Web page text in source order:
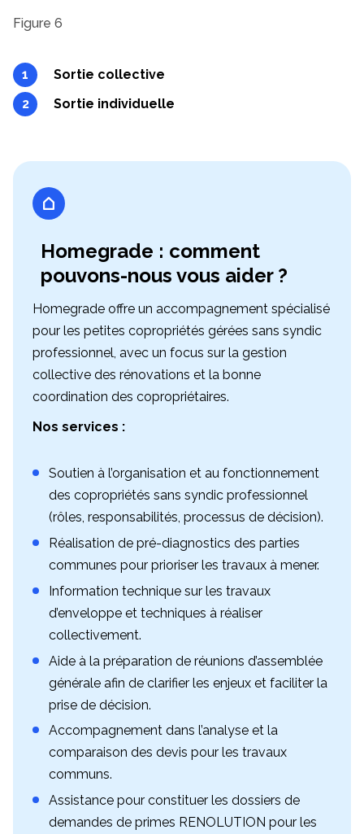
Figure 6
Sortie collective
Sortie individuelle
Homegrade : comment
pouvons-nous vous aider ?
Homegrade offre un accompagnement spécialisé
pour les petites copropriétés gérées sans syndic
professionnel, avec un focus sur la gestion
collective des rénovations et la bonne
coordination des copropriétaires.
Nos services :
Soutien à l’organisation et au fonctionnement
des copropriétés sans syndic professionnel
(rôles, responsabilités, processus de décision).
Réalisation de pré-diagnostics des parties
communes pour prioriser les travaux à mener.
Information technique sur les travaux
d’enveloppe et techniques à réaliser
collectivement.
Aide à la préparation de réunions d’assemblée
générale afin de clarifier les enjeux et faciliter la
prise de décision.
Accompagnement dans l’analyse et la
comparaison des devis pour les travaux
communs.
Assistance pour constituer les dossiers de
demandes de primes RENOLUTION pour les